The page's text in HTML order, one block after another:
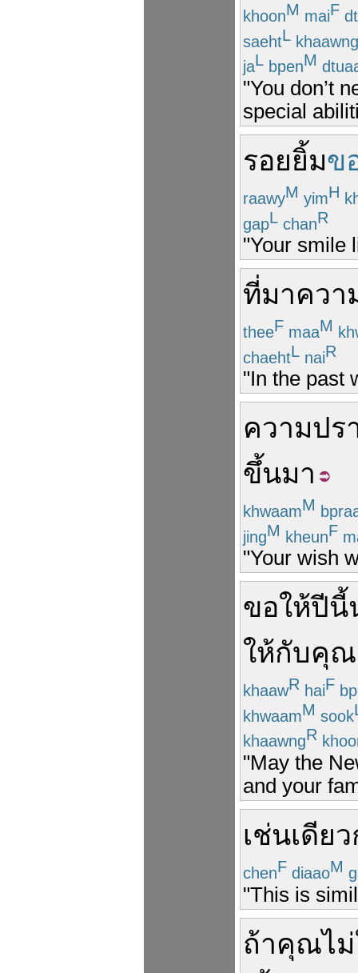
khoonM maiF
saehtL khaawng
jaL bpenM
"You don’t
special
รอยยิ้มข
raawyM yimH
gapL chanR
"Your smile
ที่มาควา
theeF maaM
chaehtL naiR
"In the past
ความปร
ขึ้นมา
khwaamM
jingM kheunF
"Your wish
ขอให้ปีนี้
ให้กับคุณ
khaawR haiF
khwaamM sook
khaawngR
"May the
and your
เช่นเดีย
chenF diaaoM
"This is
ถ้าคุณไม่